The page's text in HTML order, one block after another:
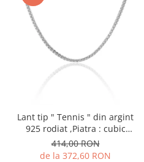
Lant tip " Tennis " din argint
925 rodiat ,Piatra : cubic
zirconia , Culoare :
transparenta , Sonis Silver
414,00 RON
de la 372,60 RON